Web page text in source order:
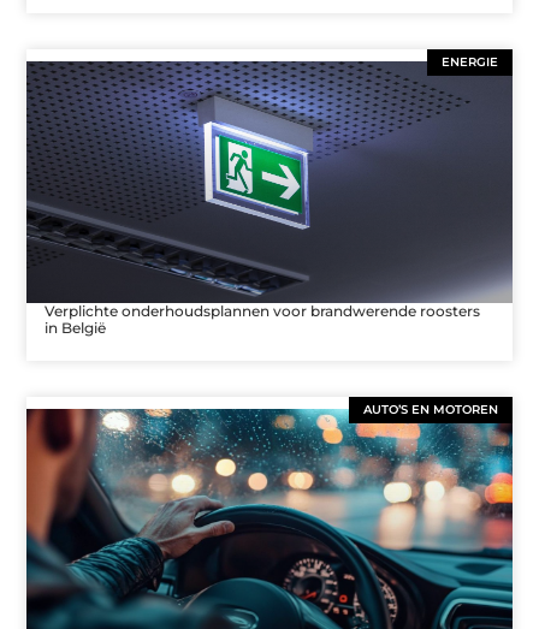
ENERGIE
Verplichte onderhoudsplannen voor brandwerende roosters
in België
AUTO’S EN MOTOREN